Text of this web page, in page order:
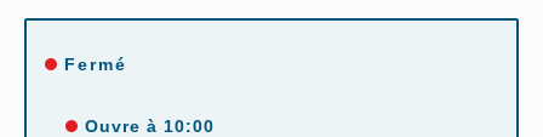
Fermé
Ouvre à 10:00